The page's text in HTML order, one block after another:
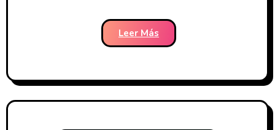
Leer Más